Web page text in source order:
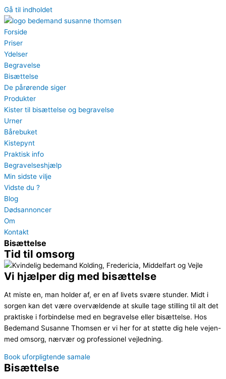
Gå til indholdet
Forside
Priser
Ydelser
Begravelse
Bisættelse
De pårørende siger
Produkter
Kister til bisættelse og begravelse
Urner
Bårebuket
Kistepynt
Praktisk info
Begravelseshjælp
Min sidste vilje
Vidste du ?
Blog
Dødsannoncer
Om
Kontakt
Bisættelse
Tid til omsorg
Vi hjælper dig med bisættelse
At miste en, man holder af, er en af livets svære stunder. Midt i
sorgen kan det være overvældende at skulle tage stilling til alt det
praktiske i forbindelse med en begravelse eller bisættelse. Hos
Bedemand Susanne Thomsen er vi her for at støtte dig hele vejen-
med omsorg, nærvær og professionel vejledning.
Book uforpligtende samale
Bisættelse